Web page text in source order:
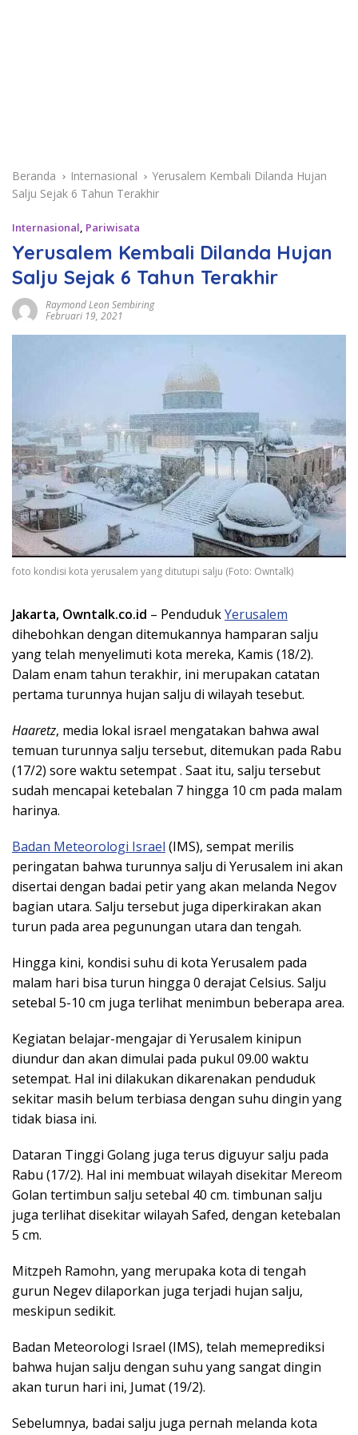
Beranda Internasional
Yerusalem Kembali Dilanda Hujan
Salju Sejak 6 Tahun Terakhir
Internasional, Pariwisata
Yerusalem Kembali Dilanda Hujan
Salju Sejak 6 Tahun Terakhir
Raymond Leon Sembiring
Februari 19, 2021
foto kondisi kota yerusalem yang ditutupi salju (Foto: Owntalk)
Jakarta, Owntalk.co.id – PendudukYerusalem
dihebohkan dengan ditemukannya hamparan salju
yang telah menyelimuti kota mereka, Kamis (18/2).
Dalam enam tahun terakhir, ini merupakan catatan
pertama turunnya hujan salju di wilayah tesebut.
Haaretz, media lokal israel mengatakan bahwa awal
temuan turunnya salju tersebut, ditemukan pada Rabu
(17/2) sore waktu setempat . Saat itu, salju tersebut
sudah mencapai ketebalan 7 hingga 10 cm pada malam
harinya.
Badan Meteorologi Israel (IMS), sempat merilis
peringatan bahwa turunnya salju di Yerusalem ini akan
disertai dengan badai petir yang akan melanda Negov
bagian utara. Salju tersebut juga diperkirakan akan
turun pada area pegunungan utara dan tengah.
Hingga kini, kondisi suhu di kota Yerusalem pada
malam hari bisa turun hingga 0 derajat Celsius. Salju
setebal 5-10 cm juga terlihat menimbun beberapa area.
Kegiatan belajar-mengajar di Yerusalem kinipun
diundur dan akan dimulai pada pukul 09.00 waktu
setempat. Hal ini dilakukan dikarenakan penduduk
sekitar masih belum terbiasa dengan suhu dingin yang
tidak biasa ini.
Dataran Tinggi Golang juga terus diguyur salju pada
Rabu (17/2). Hal ini membuat wilayah disekitar Mereom
Golan tertimbun salju setebal 40 cm. timbunan salju
juga terlihat disekitar wilayah Safed, dengan ketebalan
5 cm.
Mitzpeh Ramohn, yang merupaka kota di tengah
gurun Negev dilaporkan juga terjadi hujan salju,
meskipun sedikit.
Badan Meteorologi Israel (IMS), telah memeprediksi
bahwa hujan salju dengan suhu yang sangat dingin
akan turun hari ini, Jumat (19/2).
Sebelumnya, badai salju juga pernah melanda kota